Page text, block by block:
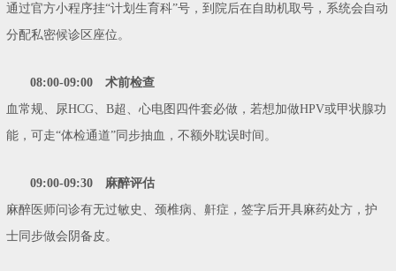
通过官方小程序挂“计划生育科”号，到院后在自助机取号，系统会自动
分配私密候诊区座位。
08:00-09:00 术前检查
血常规、尿HCG、B超、心电图四件套必做，若想加做HPV或甲状腺功
能，可走“体检通道”同步抽血，不额外耽误时间。
09:00-09:30 麻醉评估
麻醉医师问诊有无过敏史、颈椎病、鼾症，签字后开具麻药处方，护
士同步做会阴备皮。